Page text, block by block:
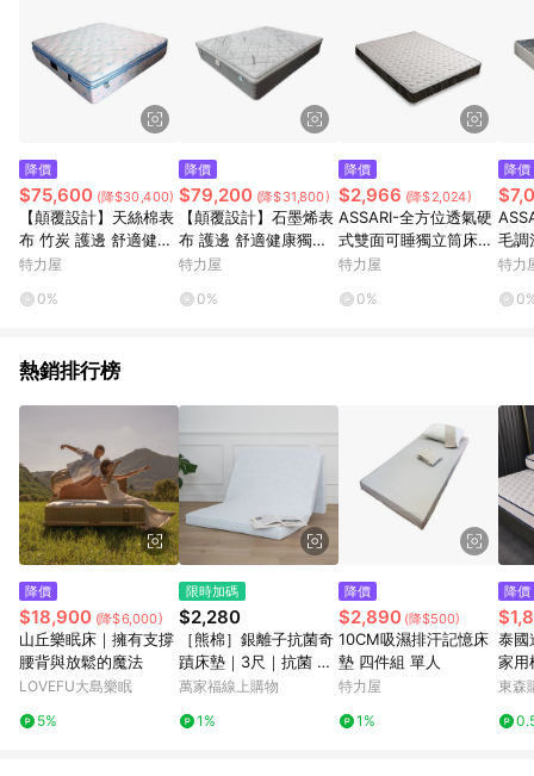
發與靈感(Exciting experience)，同時持續提供消費者居家修繕
最佳解決方案，以創造優質居家環境為首要目標，成為消費者打
造幸福家園時的優先選擇。
降價
$75,600 (降$30,400)
【顛覆設計】天絲棉表
布 竹炭 護邊 舒適健康
獨立筒床墊(單大3.5尺)
特力屋
0%
降價
$79,200 (降$31,800)
【顛覆設計】石墨烯表
布 護邊 舒適健康獨立
筒床墊(雙人5尺)
特力屋
0%
降價
$2,966 (降$2,024)
ASSARI-全方位透氣硬
式雙面可睡獨立筒床
墊-單大3.5尺
特力屋
0%
降價
毛調
大
特力
熱銷排行榜
降價
$18,900 (降$6,000)
山丘樂眠床｜擁有支撐
腰背與放鬆的魔法
LOVEFU大島樂眠
5%
限時加碼
$2,280
［熊棉］銀離子抗菌奇
蹟床墊｜3尺｜抗菌 抑
菌 折疊床 偏硬款 高支
屋
萬家福線上購物
1%
降價
$2,890 (降$500)
10CM吸濕排汗記憶床
墊 四件組 單人
特力屋
1%
降價
泰國
家用
學生
東森